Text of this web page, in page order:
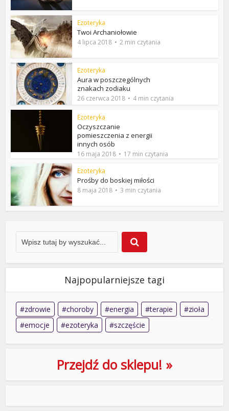
Ezoteryka
Twoi Archaniołowie
4 lipca 2018 2 min czytania
Ezoteryka
Aura w poszczególnych
znakach zodiaku
26 czerwca 2018 4 min czytania
Ezoteryka
Oczyszczanie
pomieszczenia z energii
innych osób
16 maja 2018
17 min czytania
Ezoteryka
Prośby do boskiej miłości
8 maja 2018 3 min czytania
Najpopularniejsze tagi
zdrowie choroby energia terapie
zioła
emocje
ezoteryka szczęście
Przejdź do sklepu! »